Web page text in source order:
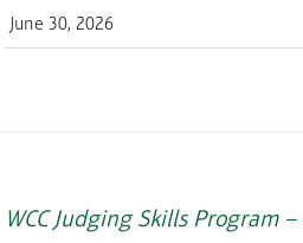
June 30, 2026
WCC Judging Skills Program –